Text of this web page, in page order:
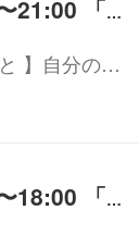
3/25(火) 16:00〜21:00 「DAREKANOおと」
】自分の…
3/22(土) 12:00〜18:00 「mini marche」